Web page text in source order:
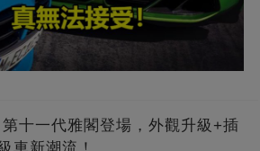
十一代雅閣登場，外觀升級+插